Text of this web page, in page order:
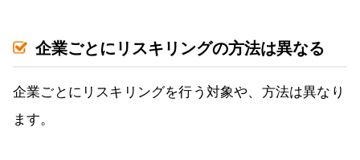
企業ごとにリスキリングの方法は異なる
企業ごとにリスキリングを行う対象や、方法は異なり
ます。